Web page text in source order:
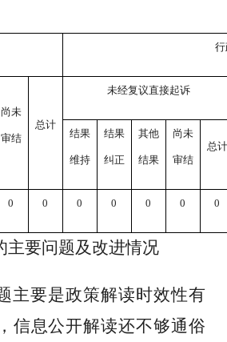
尚未
审结
总计
未经复议直接起诉
结果
维持
结果
纠正
其他
结果
尚未
审结
总计
0 0 0 0 0 0 0
主要问题及改进情况
主要是政策解读时效性有
， 信息公开解读还不够通俗